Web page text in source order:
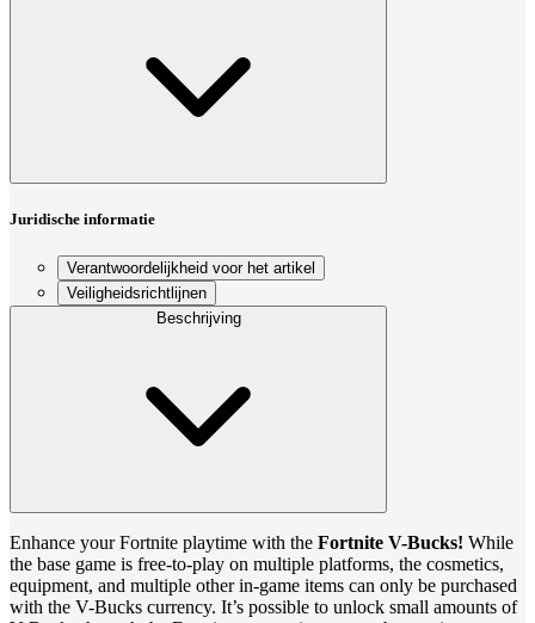
Juridische informatie
Verantwoordelijkheid voor het artikel
Veiligheidsrichtlijnen
Beschrijving
Enhance your Fortnite playtime with the Fortnite V-Bucks! While
the base game is free-to-play on multiple platforms, the cosmetics,
equipment, and multiple other in-game items can only be purchased
with the V-Bucks currency. It’s possible to unlock small amounts of